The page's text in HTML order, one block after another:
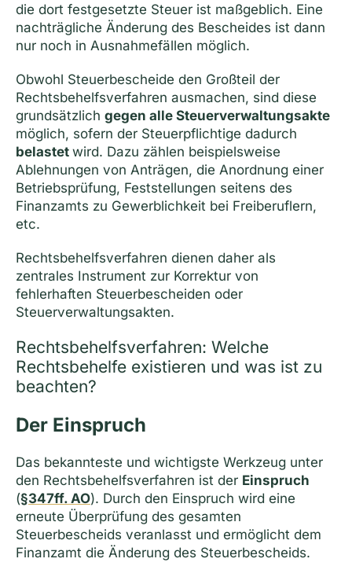
die dort festgesetzte Steuer ist maßgeblich. Eine
nachträgliche Änderung des Bescheides ist dann
nur noch in Ausnahmefällen möglich.
Obwohl Steuerbescheide den Großteil der
Rechtsbehelfsverfahren ausmachen, sind diese
grundsätzlich gegen alle Steuerverwaltungsakte
möglich, sofern der Steuerpflichtige dadurch
belastet wird. Dazu zählen beispielsweise
Ablehnungen von Anträgen, die Anordnung einer
Betriebsprüfung, Feststellungen seitens des
Finanzamts zu Gewerblichkeit bei Freiberuflern,
etc.
Rechtsbehelfsverfahren dienen daher als
zentrales Instrument zur Korrektur von
fehlerhaften Steuerbescheiden oder
Steuerverwaltungsakten.
Rechtsbehelfs­verfahren: Welche
Rechtsbehelfe existieren und was ist zu
beachten?
Der Einspruch
Das bekannteste und wichtigste Werkzeug unter
den Rechtsbehelfsverfahren ist der Einspruch
(§347ff. AO). Durch den Einspruch wird eine
erneute Überprüfung des gesamten
Steuerbescheids veranlasst und ermöglicht dem
Finanzamt die Änderung des Steuerbescheids.